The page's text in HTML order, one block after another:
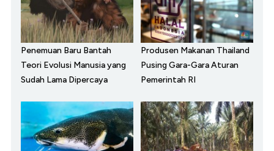
Penemuan Baru Bantah
Teori Evolusi Manusia yang
Sudah Lama Dipercaya
Produsen Makanan Thailand
Pusing Gara-Gara Aturan
Pemerintah RI